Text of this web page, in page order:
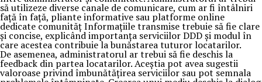
să utilizeze diverse canale de comunicare, cum ar fi întâlniri
față în față, pliante informative sau platforme online
dedicate comunităț Informațiile transmise trebuie să fie clare
și concise, explicând importanța serviciilor DDD și modul în
care acestea contribuie la bunăstarea tuturor locatarilor.
De asemenea, administratorul ar trebui să fie deschis la
feedback din partea locatarilor. Aceștia pot avea sugestii
valoroase privind îmbunătățirea serviciilor sau pot semnala